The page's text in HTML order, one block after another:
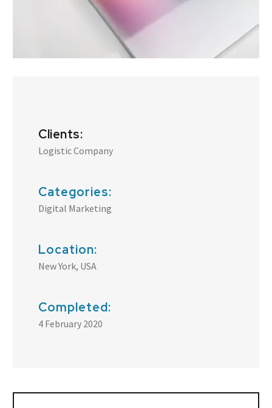
Clients:
Logistic Company
Categories:
Digital Marketing
Location:
New York, USA
Completed:
4 February 2020